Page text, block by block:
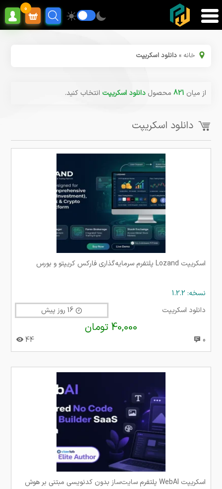
0
خانه »دانلود اسکریپت
از میان 821 محصولدانلود اسکریپت انتخاب کنید.
دانلود اسکریپت
اسکریپت Lozand پلتفرم سرمایه‌گذاری فارکس کریپتو و بورس
نسخه: 1.2.2
دانلود اسکریپت
40,000 تومان
0
44
اسکریپت WebAI پلتفرم سایت‌ساز بدون کدنویسی مبتنی بر هوش